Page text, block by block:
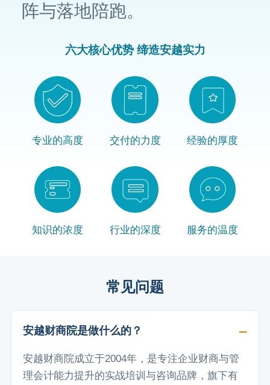
阵与落地陪跑。
六大核心优势 缔造安越实力
专业的高度 交付的力度 经验的厚度
知识的浓度 行业的深度 服务的温度
常见问题
安越财商院是做什么的？
安越财商院成立于2004年，是专注企业财商与管
理会计能力提升的实战培训与咨询品牌，旗下有